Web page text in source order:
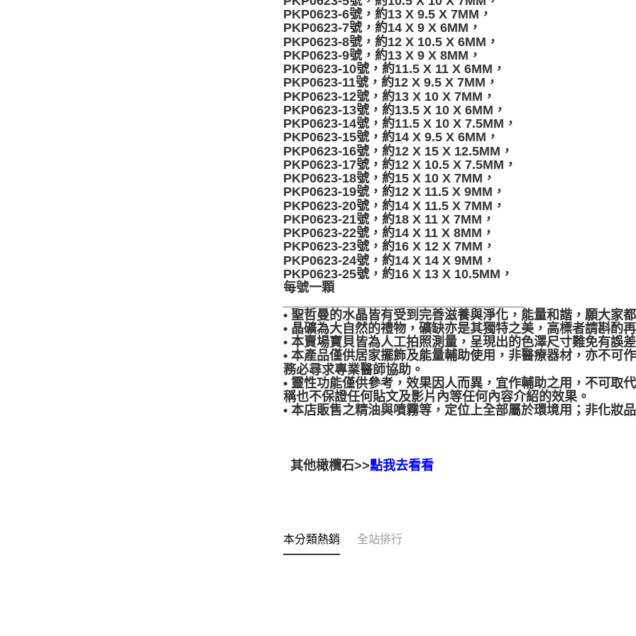
PKP0623-6號，約13 X 9.5 X 7MM，
PKP0623-7號，約14 X 9 X 6MM，
PKP0623-8號，約12 X 10.5 X 6MM，
PKP0623-9號，約13 X 9 X 8MM，
PKP0623-10號，約11.5 X 11 X 6MM，
PKP0623-11號，約12 X 9.5 X 7MM，
PKP0623-12號，約13 X 10 X 7MM，
PKP0623-13號，約13.5 X 10 X 6MM，
PKP0623-14號，約11.5 X 10 X 7.5MM，
PKP0623-15號，約14 X 9.5 X 6MM，
PKP0623-16號，約12 X 15 X 12.5MM，
PKP0623-17號，約12 X 10.5 X 7.5MM，
PKP0623-18號，約15 X 10 X 7MM，
PKP0623-19號，約12 X 11.5 X 9MM，
PKP0623-20號，約14 X 11.5 X 7MM，
PKP0623-21號，約18 X 11 X 7MM，
PKP0623-22號，約14 X 11 X 8MM，
PKP0623-23號，約16 X 12 X 7MM，
PKP0623-24號，約14 X 14 X 9MM，
PKP0623-25號，約16 X 13 X 10.5MM，
每號一顆
• 聖哲曼的水晶皆有受到完善滋養與淨化，能量和諧，願大家
• 晶礦為大自然的禮物，礦缺亦是其獨特之美，高標者請斟酌
• 本賣場寶貝皆為人工拍照測量，呈現出的色澤尺寸難免有誤
• 本產品僅供居家擺飾及能量輔助使用，非醫療器材，亦不可
務必尋求專業醫師協助。
• 靈性功能僅供參考，效果因人而異，宜作輔助之用，不可取
稱也不保證任何貼文及影片內等任何內容介紹的效果。
• 本店販售之精油與噴霧等，定位上全部屬於環境用；非化妝
其他橄欖石>>點我去看看
本分類熱銷 全站排行